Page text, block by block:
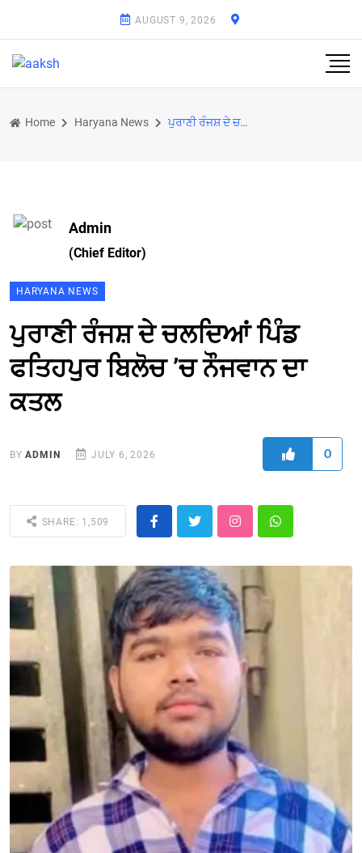
AUGUST 9, 2026
Home Haryana News ਪੁਰਾਣੀ ਰੰਜਸ਼ ਦੇ ਚਲਦਿਆਂ ਪਿੰਡ ਫਤਿਹਪੁਰ ਬਿਲੋਚ ’ਚ ਨੌਜਵਾਨ ਦਾ ਕਤਲ
Admin
(Chief Editor)
HARYANA NEWS
ਪੁਰਾਣੀ ਰੰਜਸ਼ ਦੇ ਚਲਦਿਆਂ ਪਿੰਡ
ਫਤਿਹਪੁਰ ਬਿਲੋਚ ’ਚ ਨੌਜਵਾਨ ਦਾ
ਕਤਲ
BYADMIN JULY 6, 2026 0
SHARE: 1,509